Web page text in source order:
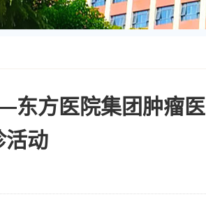
东方医院集团肿瘤医
活动